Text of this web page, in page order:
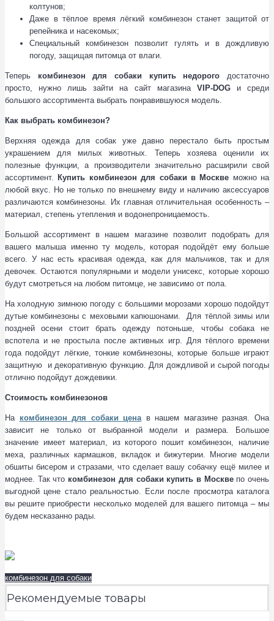
колтунов;
Даже в тёплое время лёгкий комбинезон станет защитой от
репейника и насекомых;
Специальный комбинезон позволит гулять и в дождливую
погоду, защищая питомца от влаги.
Теперь комбинезон для собаки купить недорого достаточно
просто, нужно лишь зайти на сайт магазина VIP-DOGи среди
большого ассортимента выбрать понравившуюся модель.
Как выбрать комбинезон?
Верхняя одежда для собак уже давно перестало быть простым
украшением для милых животных. Теперь хозяева оценили их
полезные функции, а производители значительно расширили свой
ассортимент. Купить комбинезон для собаки в Москве можно на
любой вкус. Но не только по внешнему виду и наличию аксессуаров
различаются комбинезоны. Их главная отличительная особенность –
материал, степень утепления и водонепроницаемость.
Большой ассортимент в нашем магазине позволит подобрать для
вашего малыша именно ту модель, которая подойдёт ему больше
всего. У нас есть красивая одежда, как для мальчиков, так и для
девочек. Остаются популярными и модели унисекс, которые хорошо
будут смотреться на любом питомце, не зависимо от пола.
На холодную зимнюю погоду с большими морозами хорошо подойдут
дутые комбинезоны с меховыми капюшонами. Для тёплой зимы или
поздней осени стоит брать одежду потоньше, чтобы собака не
вспотела и не простыла после активных игр. Для тёплого времени
года подойдут лёгкие, тонкие комбинезоны, которые больше играют
защитную и декоративную функцию. Для дождливой и сырой погоды
отлично подойдут дождевики.
Стоимость комбинезонов
На комбинезон для собаки ценав нашем магазине разная. Она
зависит не только от выбранной модели и размера. Большое
значение имеет материал, из которого пошит комбинезон, наличие
меха, различных кармашков, вкладок и бижутерии. Многие модели
обшиты бисером и стразами, что сделает вашу собачку ещё милее и
моднее. Так что комбинезон для собаки купить в Москве по очень
выгодной цене стало реальностью. Если после просмотра каталога
вы решите приобрести несколько моделей для вашего питомца – мы
будем несказанно рады.
комбинезон для собаки
Рекомендуемые товары